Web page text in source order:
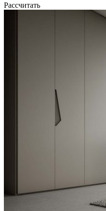
Рассчитать